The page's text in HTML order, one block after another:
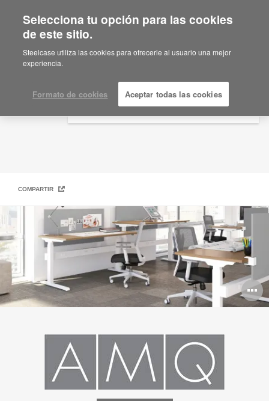
Are you in United States?
Would you like to see Products we sell in
your region?
English
Español
AMQ
COMPARTIR
Selecciona tu opción para las cookies
de este sitio.
Steelcase utiliza las cookies para ofrecerle al usuario una mejor
experiencia.
Formato de cookies Aceptar todas las cookies